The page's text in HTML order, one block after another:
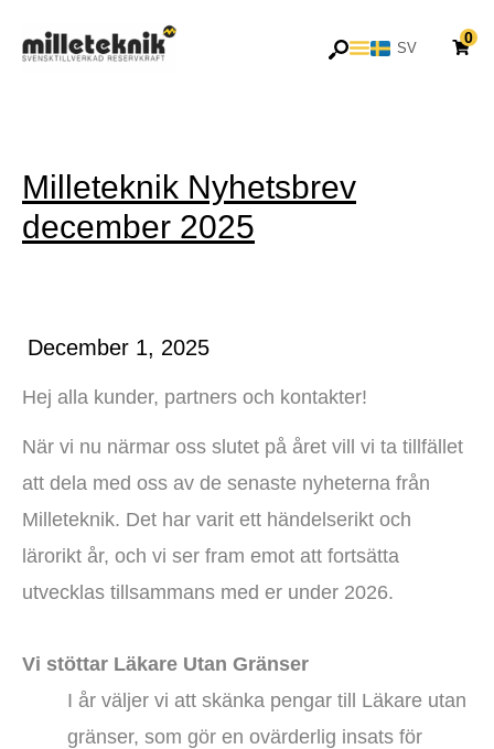
SV
EN
0
Milleteknik Nyhetsbrev
december 2025
December 1, 2025
Hej alla kunder, partners och kontakter!
När vi nu närmar oss slutet på året vill vi ta tillfället
att dela med oss av de senaste nyheterna från
Milleteknik. Det har varit ett händelserikt och
lärorikt år, och vi ser fram emot att fortsätta
utvecklas tillsammans med er under 2026.
Vi stöttar Läkare Utan Gränser
I år väljer vi att skänka pengar till Läkare utan
gränser, som gör en ovärderlig insats för